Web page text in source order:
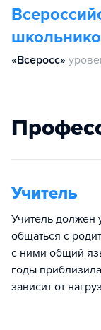
«Всеросс»
Учитель
Учитель должен
общаться с
с ними общий
годы
зависит от